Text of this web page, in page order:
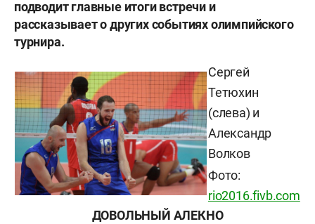
подводит главные итоги встречи и
рассказывает о других событиях олимпийского
турнира.
Сергей
Тетюхин
(слева) и
Александр
Волков
Фото:
rio2016.fivb.com
ДОВОЛЬНЫЙ АЛЕКНО